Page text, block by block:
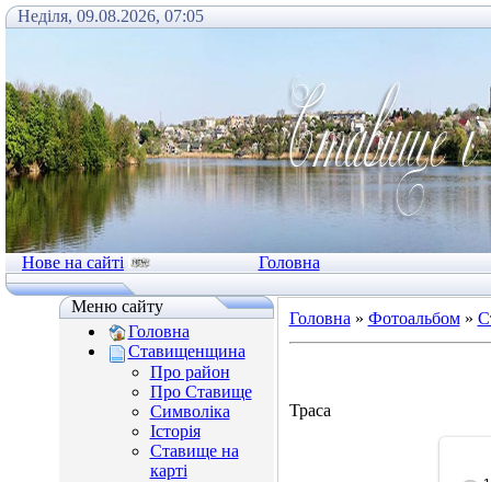
Неділя, 09.08.2026, 07:05
Нове на сайті Головна
Меню сайту
Головна
Ставищенщина
Про район
Про Ставище
Символіка
Історія
Ставище на
карті
Головна » Фотоальбом»
Траса